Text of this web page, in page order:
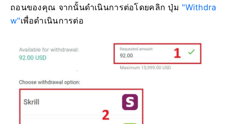
ถอนของคุณ จากนั้นดำเนินการต่อโดยคลิก ปุ่ม "Withdra
w"เพื่อดำเนินการต่อ